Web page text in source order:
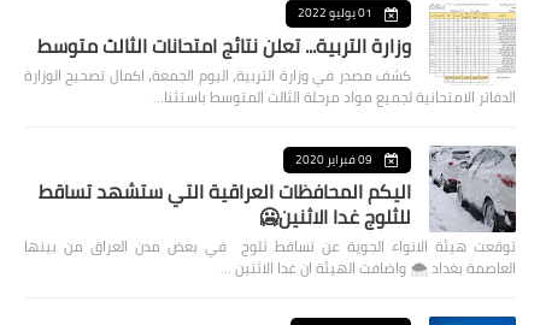
01 يوليو 2022
وزارة التربية... تعلن نتائج امتحانات الثالث متوسط
كشف مصدر في وزارة التربية، اليوم الجمعة، اكمال تصحيح الوزارة
الدفاتر الامتحانية لجميع مواد مرحلة الثالث المتوسط باستثنا…
09 فبراير 2020
اليكم المحافظات العراقية التي ستشهد تساقط
للثلوج غدا الاثنين🥶
توقعت هيئة الانواء الجوية عن تساقط ثلوج في بعض مدن العراق من بينها
العاصمة بغداد ⁦🌨️⁩ واضافت الهيئة ان غدا الاثنين …